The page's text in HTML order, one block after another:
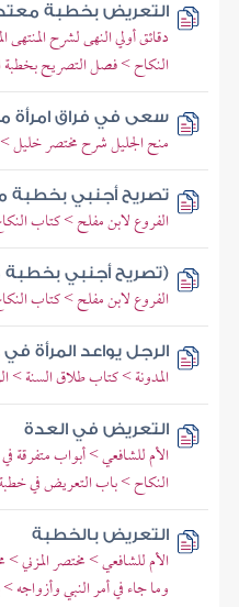
التعريض بخطبة
دقائق أولي النهى لشرح
النكاح > فصل التصريح بخطبة
سعى في فراق امرأة
منح الجليل شرح مختصر خليل
تصريح أجنبي بخطبة
الفروع لابن مفلح > كتاب
(تصريح أجنبي
الفروع لابن مفلح > كتاب
الرجل يواعد المرأة
المدونة > كتاب طلاق السنة >
التعريض في العدة
الأم للشافعي > أبواب متفرقة
النكاح > باب التعريض في
التعريض بالخطبة
الأم للشافعي > مختصر المزني
وما جاء في أمر النبي وأزواجه